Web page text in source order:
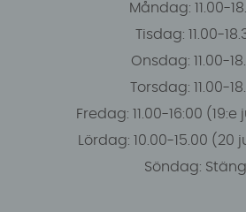
Måndag: 11.00-
Tisdag: 11.00-
Onsdag: 11.00-
Torsdag: 11.00-
Fredag: 11.00-16:00
Lördag: 10.00-15.00 (20
Söndag: